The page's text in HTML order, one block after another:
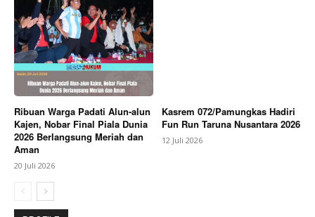
Ribuan Warga Padati Alun-alun
Kajen, Nobar Final Piala Dunia
2026 Berlangsung Meriah dan
Aman
20 Juli 2026
Kasrem 072/Pamungkas Hadiri
Fun Run Taruna Nusantara 2026
12 Juli 2026